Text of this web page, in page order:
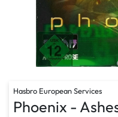
Hasbro European Services
Phoenix -